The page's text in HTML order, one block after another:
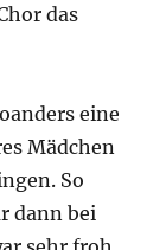
das
eine
Mädchen
So
dann bei